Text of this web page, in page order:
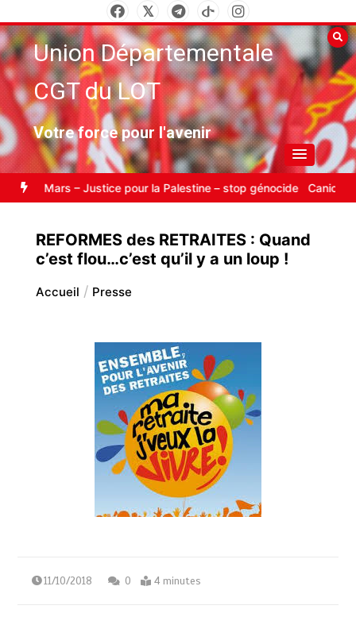
au
contenuUnion Départementale
CGT du LOT
Votre force pour l'avenir
internationale SALON DU LIVRE SOCIAL Carburant :
REFORMES des RETRAITES : Quand
c’est flou…c’est qu’il y a un loup !
Accueil Presse
11/10/2018 0 4 minutes